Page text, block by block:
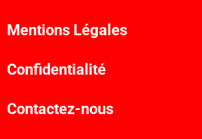
Mentions Légales
Confidentialité
Contactez-nous